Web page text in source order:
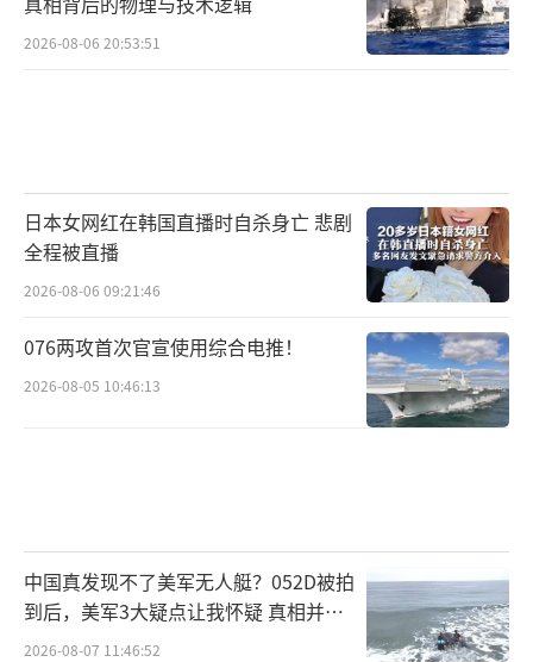
部队高原环境下保障能力，为遂行任务夯实基
础。（责任编辑：许朝）
2026-08-06 20:53:51
日本女网红在韩国直播时自杀身亡 悲剧
全程被直播
2026-08-06 09:21:46
076两攻首次官宣使用综合电推！
2026-08-05 10:46:13
中国真发现不了美军无人艇？052D被拍
到后，美军3大疑点让我怀疑 真相并非
如此
2026-08-07 11:46:52